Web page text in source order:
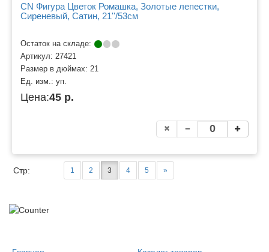
CN Фигура Цветок Ромашка, Золотые лепестки,
Сиреневый, Сатин, 21''/53см
Остаток на складе:
Артикул: 27421
Размер в дюймах: 21
Ед. изм.: уп.
Цена:45 р.
Стр: 1 2 3 4 5 »